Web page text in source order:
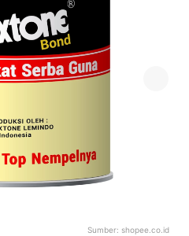
Sumber: shopee.co.id